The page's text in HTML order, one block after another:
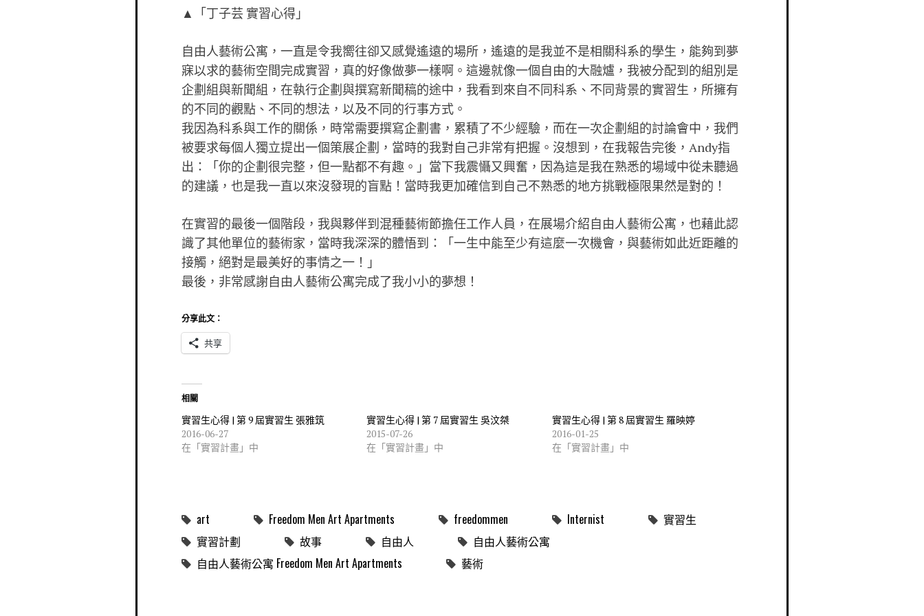
▲「丁子芸 實習心得」
自由人藝術公寓，一直是令我嚮往卻又感覺遙遠的場所，遙遠的是我並不是相關科系的學生，能夠到夢
寐以求的藝術空間完成實習，真的好像做夢一樣啊。這邊就像一個自由的大融爐，我被分配到的組別是
企劃組與新聞組，在執行企劃與撰寫新聞稿的途中，我看到來自不同科系、不同背景的實習生，所擁有
的不同的觀點、不同的想法，以及不同的行事方式。
我因為科系與工作的關係，時常需要撰寫企劃書，累積了不少經驗，而在一次企劃組的討論會中，我們
被要求每個人獨立提出一個策展企劃，當時的我對自己非常有把握。沒想到，在我報告完後，Andy指
出：「你的企劃很完整，但一點都不有趣。」當下我震懾又興奮，因為這是我在熟悉的場域中從未聽過
的建議，也是我一直以來沒發現的盲點！當時我更加確信到自己不熟悉的地方挑戰極限果然是對的！
在實習的最後一個階段，我與夥伴到混種藝術節擔任工作人員，在展場介紹自由人藝術公寓，也藉此認
識了其他單位的藝術家，當時我深深的體悟到：「一生中能至少有這麼一次機會，與藝術如此近距離的
接觸，絕對是最美好的事情之一！」
最後，非常感謝自由人藝術公寓完成了我小小的夢想！
分享此文：
共享
相關
實習生心得 | 第 9 屆實習生 張雅筑
2016-06-27
在「實習計畫」中
實習生心得 | 第 7 屆實習生 吳汶桀
2015-07-26
在「實習計畫」中
實習生心得 | 第 8 屆實習生 羅映婷
2016-01-25
在「實習計畫」中
art Freedom Men Art Apartments freedommen Internist
實習生
實習計劃
故事 自由人
自由人藝術公寓
自由人藝術公寓 Freedom Men Art Apartments
藝術